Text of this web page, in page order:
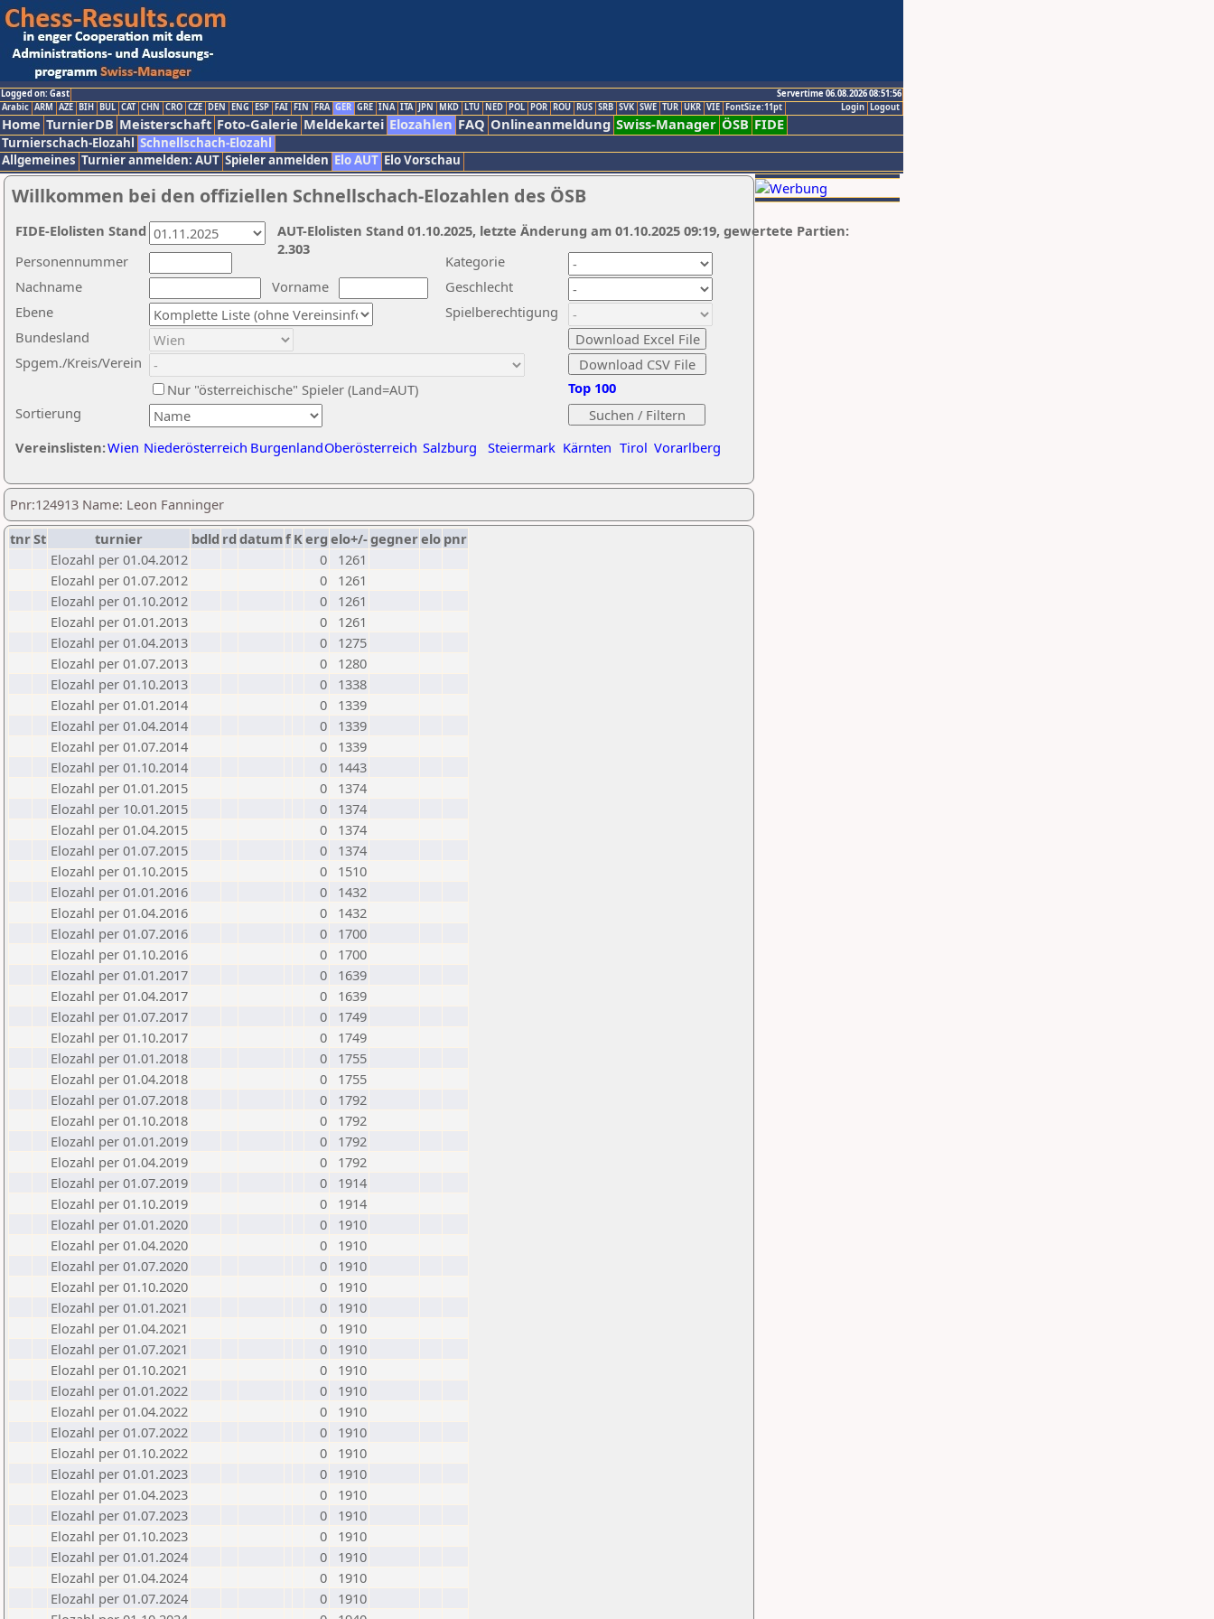
Logged on: Gast
Servertime 06.08.2026 08:51:56
Logout
Login
Arabic ARM AZE BIH BUL CAT CHN CRO CZE DEN ENG ESP FAI FIN FRA GER GRE INA ITA JPN MKD LTU NED POL POR ROU RUS SRB SVK SWE TUR UKR VIE FontSize:11pt
Home TurnierDB Meisterschaft Foto-Galerie Meldekartei Elozahlen FAQ Onlineanmeldung Swiss-Manager ÖSB FIDE
Turnierschach-Elozahl Schnellschach-Elozahl
Allgemeines Turnier anmelden: AUT Spieler anmelden Elo AUT Elo Vorschau
Willkommen bei den offiziellen Schnellschach-Elozahlen des ÖSB
Nachname
Vorname
Ebene
Kategorie
Sortierung
Personennummer
Bundesland
Spgem./Kreis/Verein
Geschlecht
Nur "österreichische" Spieler (Land=AUT)
Spielberechtigung
Vereinslisten:Wien Niederösterreich BurgenlandOberösterreich Salzburg Steiermark Kärnten Tirol Vorarlberg
Top 100
AUT-Elolisten Stand 01.10.2025, letzte Änderung am 01.10.2025 09:19, gewertete Partien:
2.303
FIDE-Elolisten Stand
Pnr:124913 Name: Leon Fanninger
tnrSt turnier bdld rd datumf Kerg elo+/-gegnerelo pnr
Elozahl per 01.04.2012
0
1261
Elozahl per 01.07.2012
0
1261
Elozahl per 01.10.2012
0
1261
Elozahl per 01.01.2013
0
1261
Elozahl per 01.04.2013
0
1275
Elozahl per 01.07.2013
0
1280
Elozahl per 01.10.2013
0
1338
Elozahl per 01.01.2014
0
1339
Elozahl per 01.04.2014
0
1339
Elozahl per 01.07.2014
0
1339
Elozahl per 01.10.2014
0
1443
Elozahl per 01.01.2015
0
1374
Elozahl per 10.01.2015
0
1374
Elozahl per 01.04.2015
0
1374
Elozahl per 01.07.2015
0
1374
Elozahl per 01.10.2015
0
1510
Elozahl per 01.01.2016
0
1432
Elozahl per 01.04.2016
0
1432
Elozahl per 01.07.2016
0
1700
Elozahl per 01.10.2016
0
1700
Elozahl per 01.01.2017
0
1639
Elozahl per 01.04.2017
0
1639
Elozahl per 01.07.2017
0
1749
Elozahl per 01.10.2017
0
1749
Elozahl per 01.01.2018
0
1755
Elozahl per 01.04.2018
0
1755
Elozahl per 01.07.2018
0
1792
Elozahl per 01.10.2018
0
1792
Elozahl per 01.01.2019
0
1792
Elozahl per 01.04.2019
0
1792
Elozahl per 01.07.2019
0
1914
Elozahl per 01.10.2019
0
1914
Elozahl per 01.01.2020
0
1910
Elozahl per 01.04.2020
0
1910
Elozahl per 01.07.2020
0
1910
Elozahl per 01.10.2020
0
1910
Elozahl per 01.01.2021
0
1910
Elozahl per 01.04.2021
0
1910
Elozahl per 01.07.2021
0
1910
Elozahl per 01.10.2021
0
1910
Elozahl per 01.01.2022
0
1910
Elozahl per 01.04.2022
0
1910
Elozahl per 01.07.2022
0
1910
Elozahl per 01.10.2022
0
1910
Elozahl per 01.01.2023
0
1910
Elozahl per 01.04.2023
0
1910
Elozahl per 01.07.2023
0
1910
Elozahl per 01.10.2023
0
1910
Elozahl per 01.01.2024
0
1910
Elozahl per 01.04.2024
0
1910
Elozahl per 01.07.2024
0
1910